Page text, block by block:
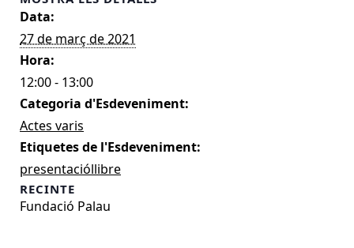
Data:
27 de març de 2021
Hora:
12:00 - 13:00
Categoria d'Esdeveniment:
Actes varis
Etiquetes de l'Esdeveniment:
presentacióllibre
RECINTE
Fundació Palau